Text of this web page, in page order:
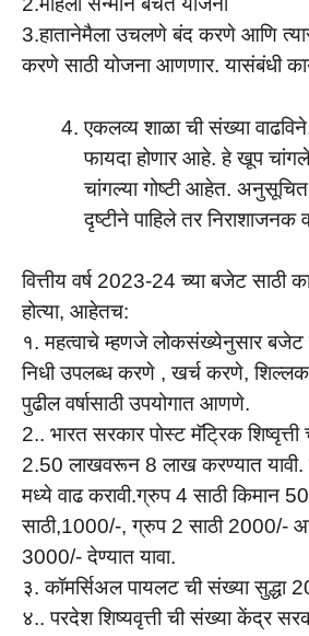
3.हातानेमैला उचलणे बंद करणे आणि
करणे साठी योजना आणणार. यासंबंधी
एकलव्य शाळा ची संख्या
फायदा होणार आहे. हे खूप
चांगल्या गोष्टी आहेत. अनुसूचित
दृष्टीने पाहिले तर निराशाजनक
वित्तीय वर्ष 2023-24 च्या बजेट साठी
होत्या, आहेतच:
१. महत्वाचे म्हणजे लोकसंख्येनुसार
निधी उपलब्ध करणे , खर्च करणे,
पुढील वर्षासाठी उपयोगात आणणे.
2.. भारत सरकार पोस्ट मॅट्रिक शिष्वृत्ती
2.50 लाखवरून 8 लाख करण्यात यावी.
मध्ये वाढ करावी.ग्रुप 4 साठी किमान
साठी,1000/-, ग्रुप 2 साठी 2000/-
3000/- देण्यात यावा.
३. कॉमर्सिअल पायलट ची संख्या सुद्धा
४.. परदेश शिष्यवृत्ती ची संख्या केंद्र